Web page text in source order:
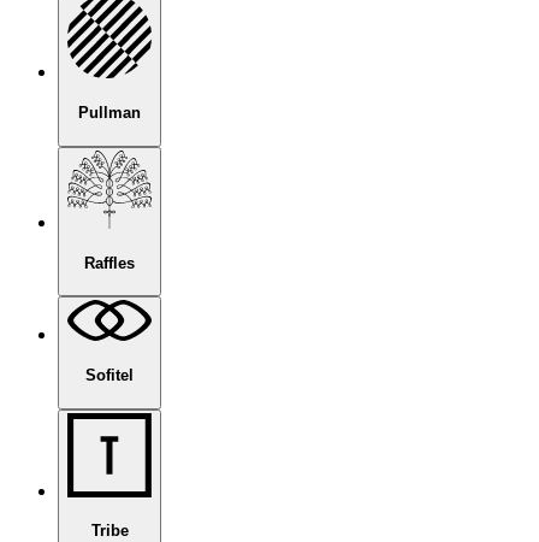
Pullman
Raffles
Sofitel
Tribe